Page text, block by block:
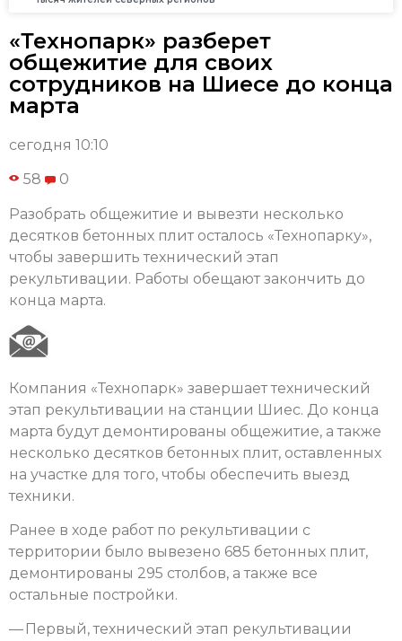
«Технопарк» разберет
общежитие для своих
сотрудников на Шиесе до конца
марта
сегодня 10:10
58 0
Разобрать общежитие и вывезти несколько
десятков бетонных плит осталось «Технопарку»,
чтобы завершить технический этап
рекультивации. Работы обещают закончить до
конца марта.
Компания «Технопарк» завершает технический
этап рекультивации на станции Шиес. До конца
марта будут демонтированы общежитие, а также
несколько десятков бетонных плит, оставленных
на участке для того, чтобы обеспечить выезд
техники.
Ранее в ходе работ по рекультивации с
территории было вывезено 685 бетонных плит,
демонтированы 295 столбов, а также все
остальные постройки.
— Первый, технический этап рекультивации